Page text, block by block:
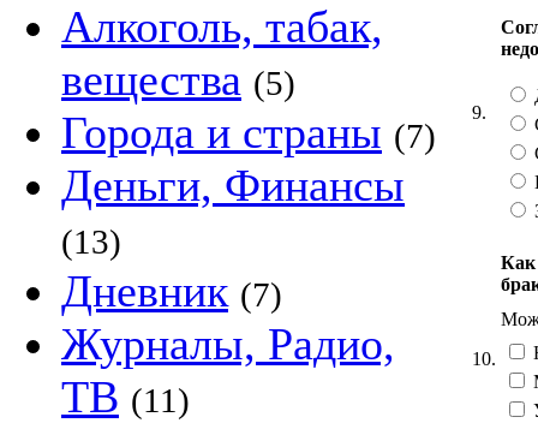
Алкоголь, табак,
вещества (5)
Города и страны (7)
Деньги, Финансы
(13)
Дневник (7)
Журналы, Радио,
ТВ (11)
9.
10.
Как